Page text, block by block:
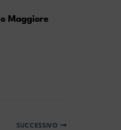
Maggiore
SUCCESSIVO